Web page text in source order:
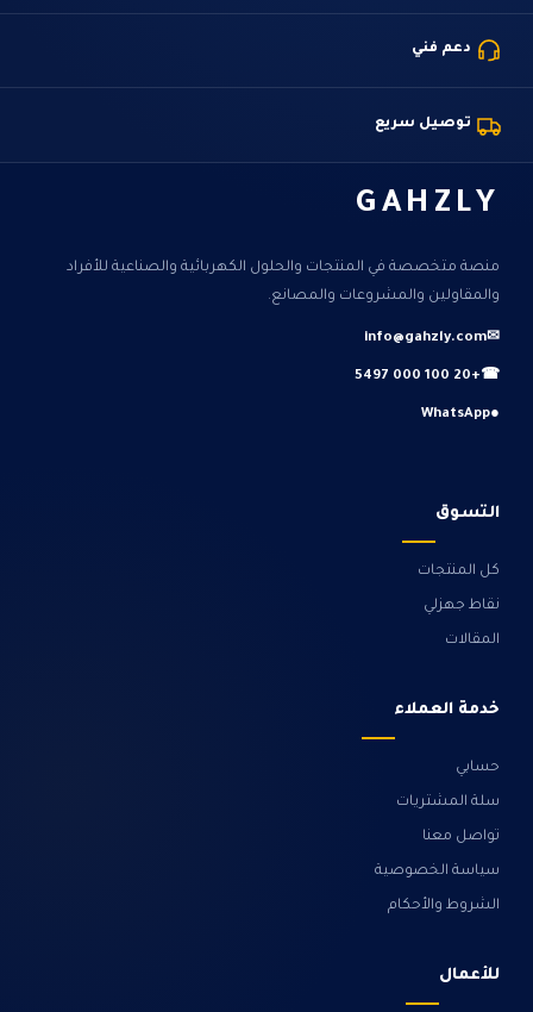
دعم فني
توصيل سريع
GAHZLY
منصة متخصصة في المنتجات والحلول الكهربائية والصناعية للأفراد
والمقاولين والمشروعات والمصانع.
✉
info@gahzly.com
☎
+20 100 000 5497
●
WhatsApp
التسوق
كل المنتجات
نقاط جهزلي
المقالات
خدمة العملاء
حسابي
سلة المشتريات
تواصل معنا
سياسة الخصوصية
الشروط والأحكام
للأعمال